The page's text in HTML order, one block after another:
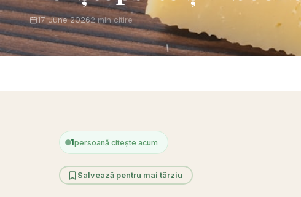
17 June 20262 min citire
1persoană citește acum
Salvează pentru mai târziu